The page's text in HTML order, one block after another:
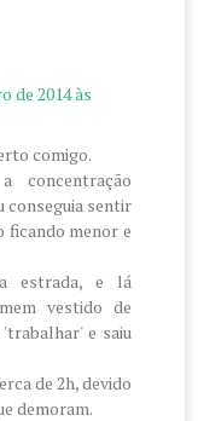
de 2014 às
comigo.
concentração
conseguia sentir
ficando menor e
estrada, e lá
vestido de
e saiu
de 2h, devido
demoram.